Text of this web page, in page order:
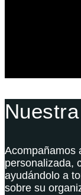
Acompañamos
personalizada,
ayudándolo a
sobre su